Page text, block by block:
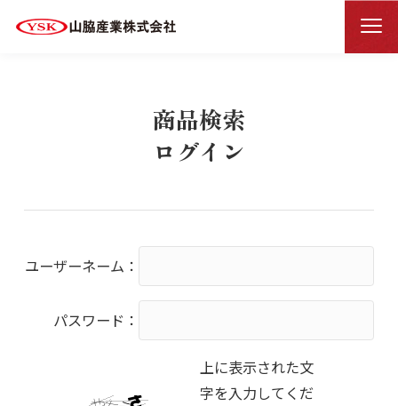
HOME 商品検索ログイン
商品検索
ログイン
ユーザーネーム：
パスワード：
上に表示された文
字を入力してくだ